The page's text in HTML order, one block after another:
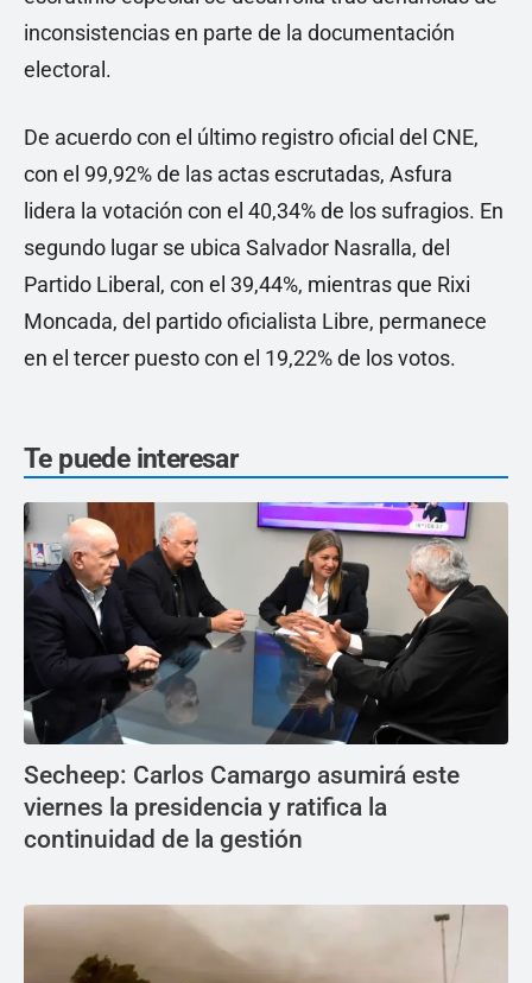
inconsistencias en parte de la documentación
electoral.
De acuerdo con el último registro oficial del CNE,
con el 99,92% de las actas escrutadas, Asfura
lidera la votación con el 40,34% de los sufragios. En
segundo lugar se ubica Salvador Nasralla, del
Partido Liberal, con el 39,44%, mientras que Rixi
Moncada, del partido oficialista Libre, permanece
en el tercer puesto con el 19,22% de los votos.
Te puede interesar
Secheep: Carlos Camargo asumirá este
viernes la presidencia y ratifica la
continuidad de la gestión